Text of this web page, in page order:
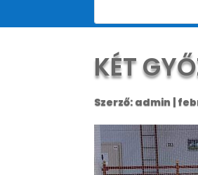
KÉT
Szerző: admin |